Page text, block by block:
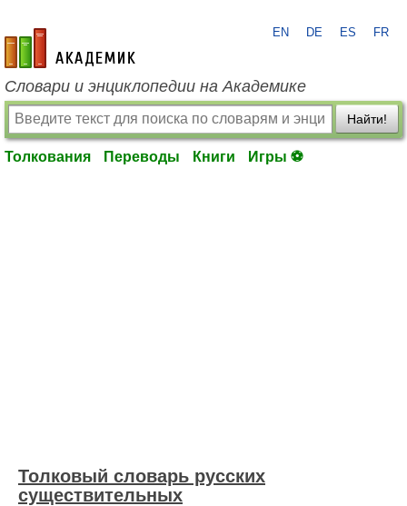
academic.ru
EN DE ES FR
Словари и энциклопедии на Академике
Найти!
Толкования Переводы Книги Игры ⚽
Толковый словарь русских
существительных